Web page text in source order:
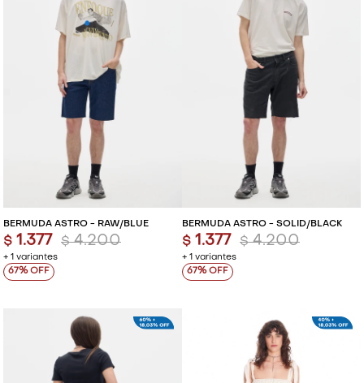
BERMUDA ASTRO - RAW/BLUE
+ 1 variantes
$ 1.377 $ 4.200
67
BERMUDA ASTRO - SOLID/BLACK
+ 1 variantes
$ 1.377 $ 4.200
67